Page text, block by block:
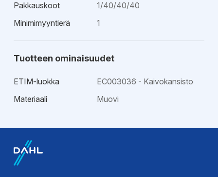
Pakkauskoot
1/40/40/40
Minimimyyntierä
1
Tuotteen ominaisuudet
ETIM-luokka
EC003036 - Kaivokansisto
Materiaali
Muovi
Tekninen esite